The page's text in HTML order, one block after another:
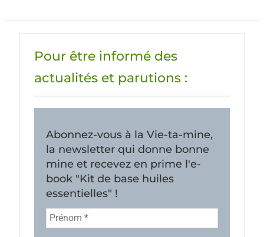
Pour être informé des
actualités et parutions :
Abonnez-vous à la Vie-ta-mine,
la newsletter qui donne bonne
mine et recevez en prime l'e-
book "Kit de base huiles
essentielles" !